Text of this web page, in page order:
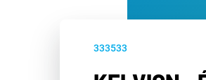
333533